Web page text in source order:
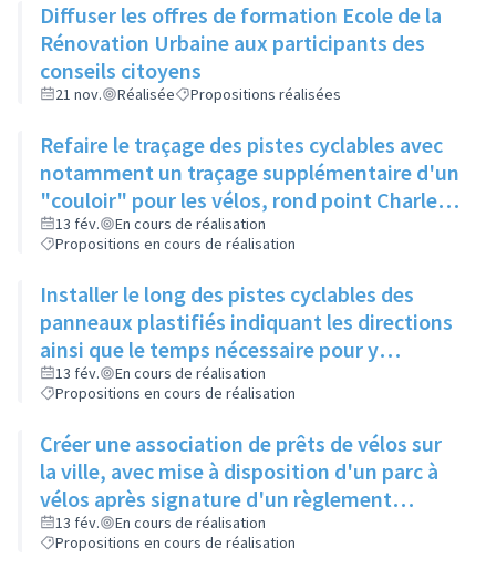
Diffuser les offres de formation Ecole de la
Rénovation Urbaine aux participants des
conseils citoyens
21 nov. Réalisée Propositions réalisées
Refaire le traçage des pistes cyclables avec
notamment un traçage supplémentaire d'un
"couloir" pour les vélos, rond point Charles
de Gaulle, pour relier 2 pistes existantes
13 fév.
En cours de réalisation
Propositions en cours de réalisation
Installer le long des pistes cyclables des
panneaux plastifiés indiquant les directions
ainsi que le temps nécessaire pour y
accéder, et une comparaison avec le temps
mis en voiture
13 fév.
En cours de réalisation
Propositions en cours de réalisation
Créer une association de prêts de vélos sur
la ville, avec mise à disposition d'un parc à
vélos après signature d'un règlement
intérieur et d'une charte de respect du
matériel
13 fév.
En cours de réalisation
Propositions en cours de réalisation